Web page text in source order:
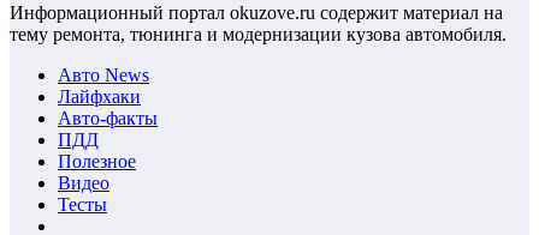
Информационный портал okuzove.ru содержит материал на
тему ремонта, тюнинга и модернизации кузова автомобиля.
Авто News
Лайфхаки
Авто-факты
ПДД
Полезное
Видео
Тесты